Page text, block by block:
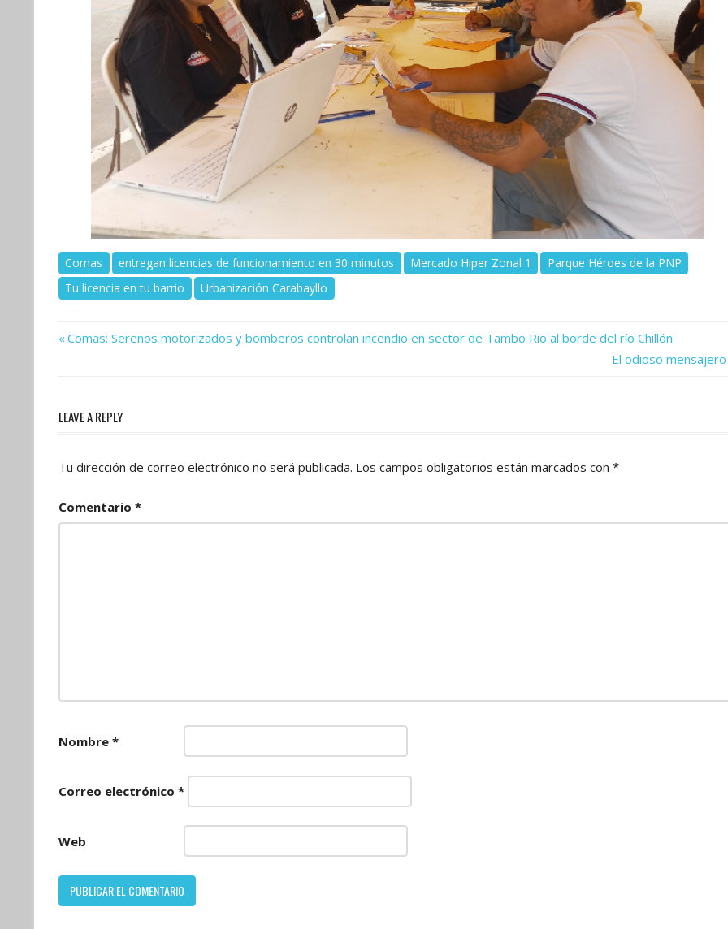
Comas entregan licencias de funcionamiento en 30 minutos Mercado Hiper Zonal 1
Parque Héroes de la PNP
Tu licencia en tu barrio
Urbanización Carabayllo
Navegación
entradas
Previous
Comas: Serenos motorizados y bomberos controlan incendio en sector de Tambo Río al borde del río Chillón
Next
El odioso mensajero
LEAVE A REPLY
Tu dirección de correo electrónico no será publicada. Los campos obligatorios están marcados con *
Comentario *
Nombre *
Correo electrónico *
Web